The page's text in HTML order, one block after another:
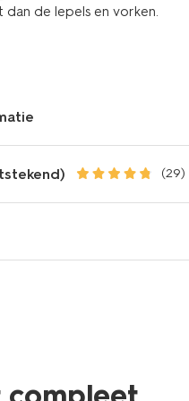
de lepels en vorken.
(29)
3+1 gratis